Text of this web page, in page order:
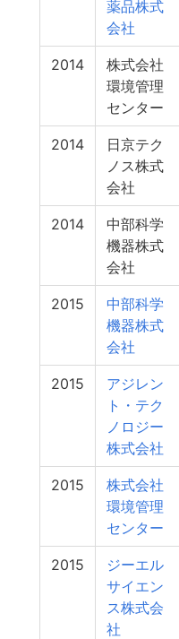
薬品株式
会社
2014
株式会社
環境管理
センター
2014
日京テク
ノス株式
会社
2014
中部科学
機器株式
会社
2015
中部科学
機器株式
会社
2015
アジレン
ト・テク
ノロジー
株式会社
2015
株式会社
環境管理
センター
2015
ジーエル
サイエン
ス株式会
社